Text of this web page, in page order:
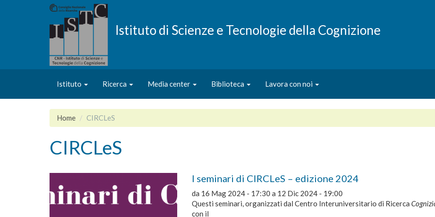
Istituto di Scienze e Tecnologie della Cognizione
Istituto Ricerca Media center Biblioteca Lavora con noi
Home CIRCLeS
CIRCLeS
I seminari di CIRCLeS – edizione 2024
da 16 Mag 2024 - 17:30 a 12 Dic 2024 - 19:00
Questi seminari, organizzati dal Centro Interuniversitario di Ricerca
con il